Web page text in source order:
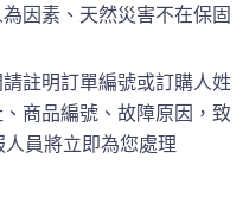
因素、天然災害不在保固
註明訂單編號或訂購人姓
商品編號、故障原因，致
員將立即為您處理